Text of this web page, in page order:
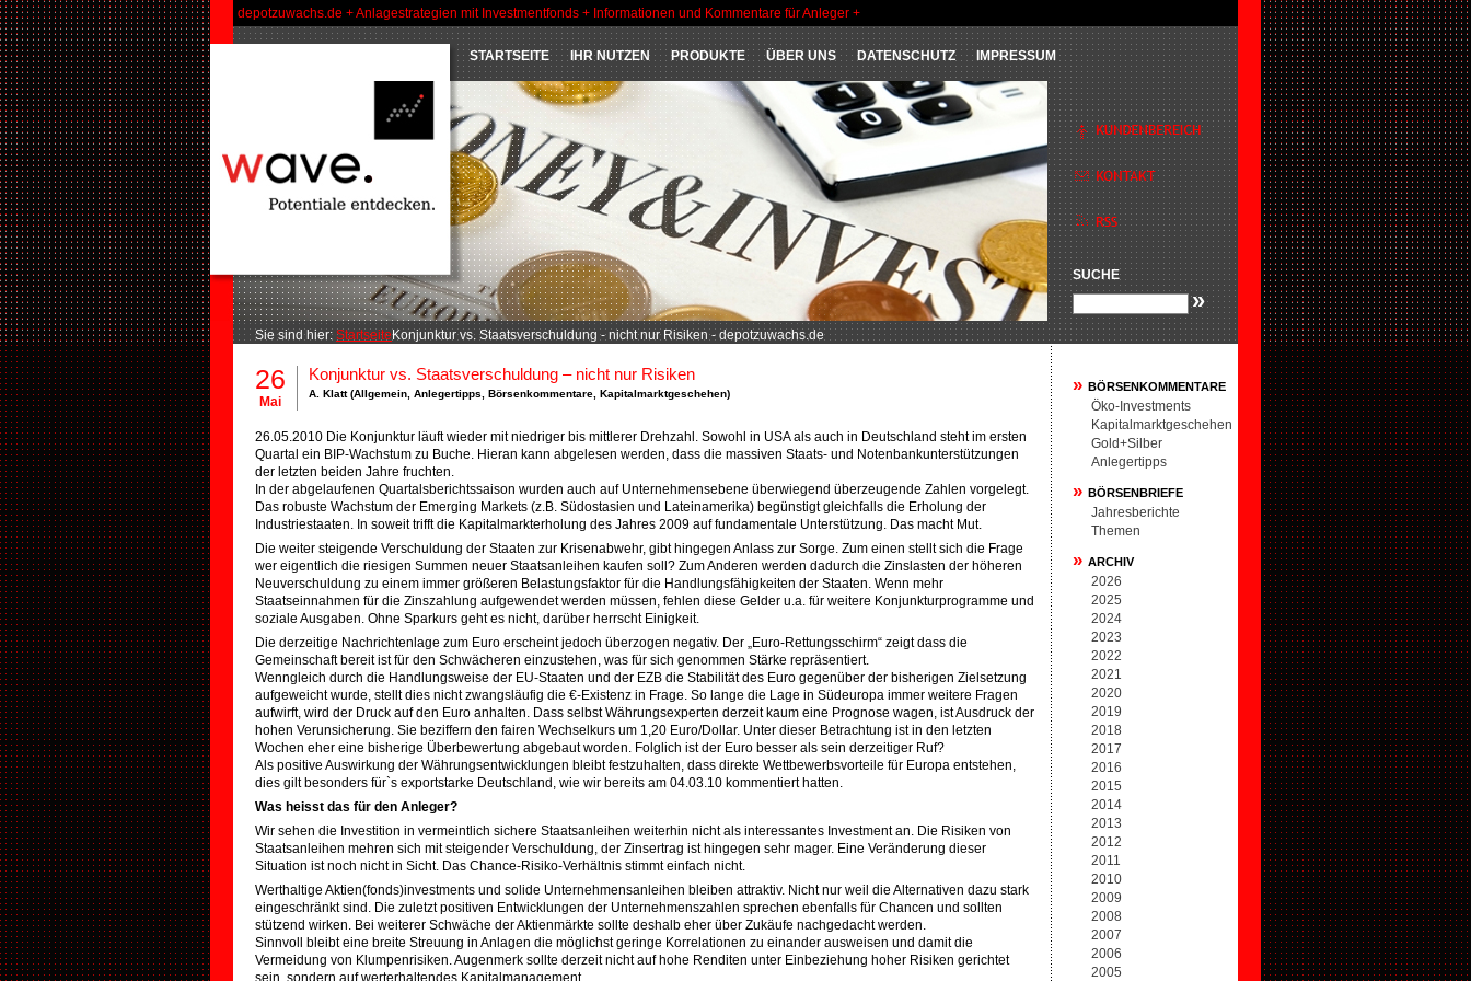
depotzuwachs.de + Anlagestrategien mit Investmentfonds + Informationen und Kommentare für Anleger +
STARTSEITE IHR NUTZEN PRODUKTE ÜBER UNS DATENSCHUTZ IMPRESSUM
SUCHE
»
Sie sind hier: StartseiteKonjunktur vs. Staatsverschuldung - nicht nur Risiken - depotzuwachs.de
26
Mai
Konjunktur vs. Staatsverschuldung – nicht nur Risiken
A. Klatt (Allgemein Anlegertipps Börsenkommentare Kapitalmarktgeschehen)
26.05.2010 Die Konjunktur läuft wieder mit niedriger bis mittlerer Drehzahl. Sowohl in USA als auch in Deutschland steht im ersten
Quartal ein BIP-Wachstum zu Buche. Hieran kann abgelesen werden, dass die massiven Staats- und Notenbankunterstützungen
der letzten beiden Jahre fruchten.
In der abgelaufenen Quartalsberichtssaison wurden auch auf Unternehmensebene überwiegend überzeugende Zahlen vorgelegt.
Das robuste Wachstum der Emerging Markets (z.B. Südostasien und Lateinamerika) begünstigt gleichfalls die Erholung der
Industriestaaten. In soweit trifft die Kapitalmarkterholung des Jahres 2009 auf fundamentale Unterstützung. Das macht Mut.
Die weiter steigende Verschuldung der Staaten zur Krisenabwehr, gibt hingegen Anlass zur Sorge. Zum einen stellt sich die Frage
wer eigentlich die riesigen Summen neuer Staatsanleihen kaufen soll? Zum Anderen werden dadurch die Zinslasten der höheren
Neuverschuldung zu einem immer größeren Belastungsfaktor für die Handlungsfähigkeiten der Staaten. Wenn mehr
Staatseinnahmen für die Zinszahlung aufgewendet werden müssen, fehlen diese Gelder u.a. für weitere Konjunkturprogramme und
soziale Ausgaben. Ohne Sparkurs geht es nicht, darüber herrscht Einigkeit.
Die derzeitige Nachrichtenlage zum Euro erscheint jedoch überzogen negativ. Der „Euro-Rettungsschirm“ zeigt dass die
Gemeinschaft bereit ist für den Schwächeren einzustehen, was für sich genommen Stärke repräsentiert.
Wenngleich durch die Handlungsweise der EU-Staaten und der EZB die Stabilität des Euro gegenüber der bisherigen Zielsetzung
aufgeweicht wurde, stellt dies nicht zwangsläufig die €-Existenz in Frage. So lange die Lage in Südeuropa immer weitere Fragen
aufwirft, wird der Druck auf den Euro anhalten. Dass selbst Währungsexperten derzeit kaum eine Prognose wagen, ist Ausdruck der
hohen Verunsicherung. Sie beziffern den fairen Wechselkurs um 1,20 Euro/Dollar. Unter dieser Betrachtung ist in den letzten
Wochen eher eine bisherige Überbewertung abgebaut worden. Folglich ist der Euro besser als sein derzeitiger Ruf?
Als positive Auswirkung der Währungsentwicklungen bleibt festzuhalten, dass direkte Wettbewerbsvorteile für Europa entstehen,
dies gilt besonders für`s exportstarke Deutschland, wie wir bereits am 04.03.10 kommentiert hatten.
Was heisst das für den Anleger?
Wir sehen die Investition in vermeintlich sichere Staatsanleihen weiterhin nicht als interessantes Investment an. Die Risiken von
Staatsanleihen mehren sich mit steigender Verschuldung, der Zinsertrag ist hingegen sehr mager. Eine Veränderung dieser
Situation ist noch nicht in Sicht. Das Chance-Risiko-Verhältnis stimmt einfach nicht.
Werthaltige Aktien(fonds)investments und solide Unternehmensanleihen bleiben attraktiv. Nicht nur weil die Alternativen dazu stark
eingeschränkt sind. Die zuletzt positiven Entwicklungen der Unternehmenszahlen sprechen ebenfalls für Chancen und sollten
stützend wirken. Bei weiterer Schwäche der Aktienmärkte sollte deshalb eher über Zukäufe nachgedacht werden.
Sinnvoll bleibt eine breite Streuung in Anlagen die möglichst geringe Korrelationen zu einander ausweisen und damit die
Vermeidung von Klumpenrisiken. Augenmerk sollte derzeit nicht auf hohe Renditen unter Einbeziehung hoher Risiken gerichtet
sein, sondern auf werterhaltendes Kapitalmanagement.
» BÖRSENKOMMENTARE
Öko-Investments
Kapitalmarktgeschehen
Gold+Silber
Anlegertipps
» BÖRSENBRIEFE
Jahresberichte
Themen
» ARCHIV
2026
2025
2024
2023
2022
2021
2020
2019
2018
2017
2016
2015
2014
2013
2012
2011
2010
2009
2008
2007
2006
2005